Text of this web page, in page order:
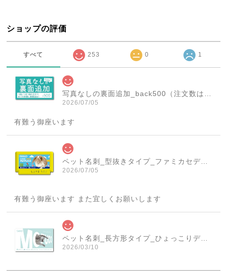
ショップの評価
すべて 253 0 1
2026/07/05
有難う御座います
2026/07/05
有難う御座います また宜しくお願いします
2026/03/10